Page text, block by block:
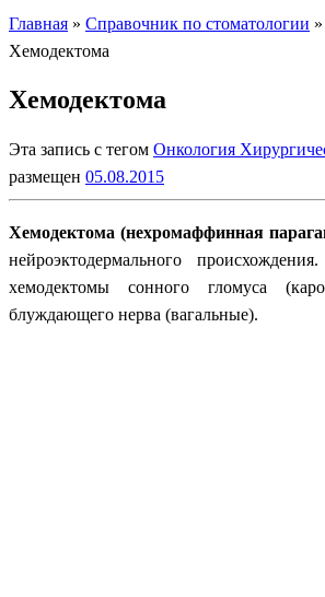
Главная » Справочник по стоматологии »
Хемодектома
Хемодектома
Эта запись с тегом Онкология
размещен 05.08.2015
Хемодектома (нехромаффинная
нейроэктодермального
хемодектомы сонного гломуса
блуждающего нерва (вагальные).